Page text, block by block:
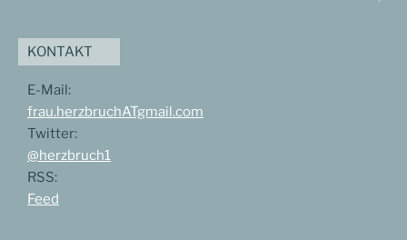
KONTAKT
E-Mail:
frau.herzbruchATgmail.com
Twitter:
@herzbruch1
RSS:
Feed